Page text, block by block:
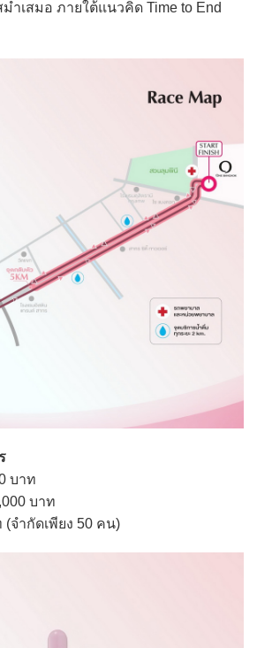
ำเสมอ ภายใต้แนวคิด Time to End
บาท
บาท
ำกัดเพียง 50 คน)